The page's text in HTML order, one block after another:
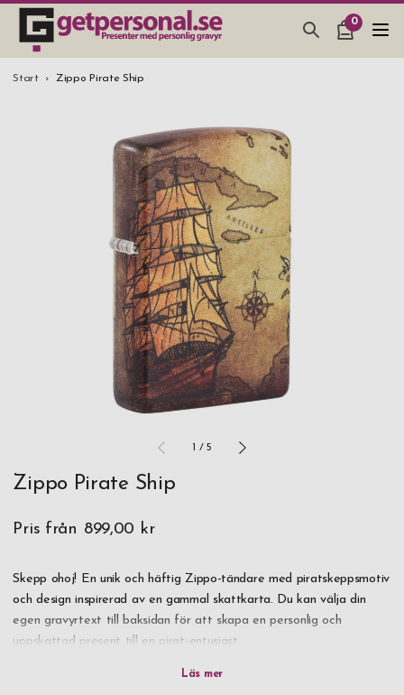
0
PRESENTER & PRYLAR
SMYCKEN & ACCESSOARER
PRESENTTIPS
BRÖLLOPSPRESENT 2026
STUDENTPRESENT 2026
Start Zippo Pirate Ship
1 /5
Zippo Pirate Ship
Pris från 899,00 kr
Skepp ohoj! En unik och häftig Zippo-tändare med piratskeppsmotiv
och design inspirerad av en gammal skattkarta. Du kan välja din
egen gravyrtext till baksidan för att skapa en personlig och
uppskattad present till en pirat-entusiast.